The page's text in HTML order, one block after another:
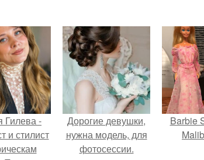
Гилева -
и стилист
Дорогие девушки,
нужна модель, для
фотосессии.
Barbie